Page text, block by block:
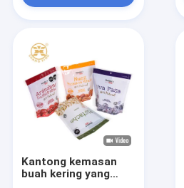
Kantong kemasan
buah kering yang